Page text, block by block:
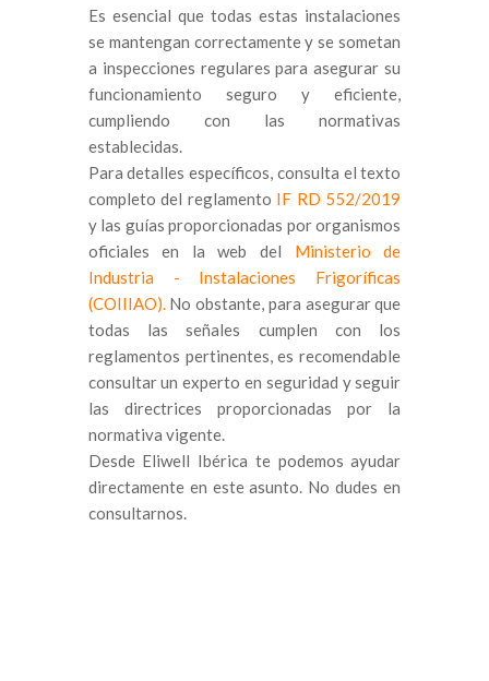
Es esencial que todas estas instalaciones
se mantengan correctamente y se sometan
a inspecciones regulares para asegurar su
funcionamiento seguro y eficiente,
cumpliendo con las normativas
establecidas.
Para detalles específicos, consulta el texto
completo del reglamento IF RD 552/2019
y las guías proporcionadas por organismos
oficiales en la web del Ministerio de
Industria - Instalaciones Frigoríficas
(COIIIAO).No obstante, para asegurar que
todas las señales cumplen con los
reglamentos pertinentes, es recomendable
consultar un experto en seguridad y seguir
las directrices proporcionadas por la
normativa vigente.
Desde Eliwell Ibérica te podemos ayudar
directamente en este asunto. No dudes en
consultarnos.